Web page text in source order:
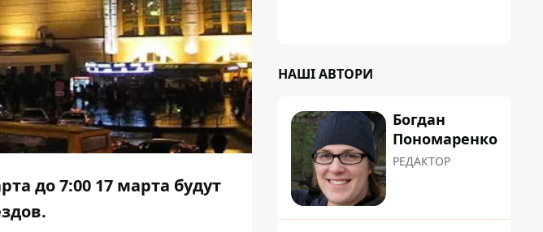
до 7:00 17 марта будут
НАШІ АВТОРИ
Богдан
Пономаренко
РЕДАКТОР